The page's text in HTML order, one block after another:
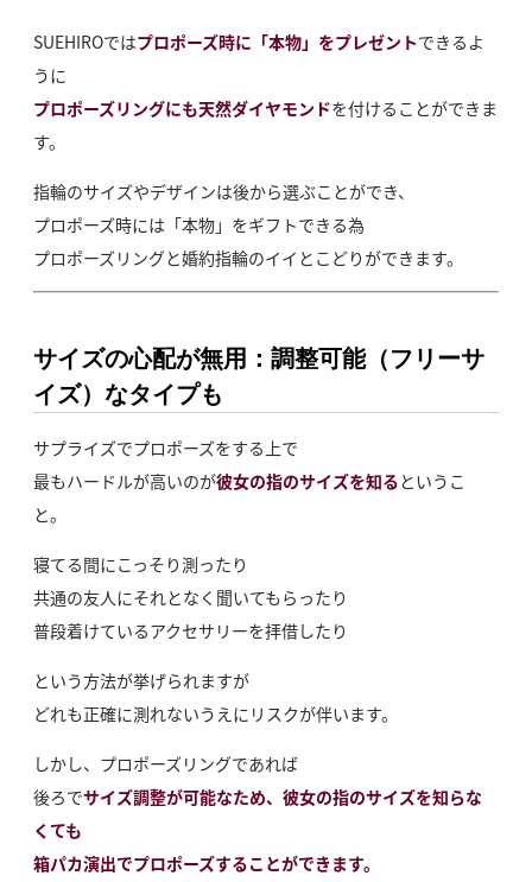
SUEHIROではプロポーズ時に「本物」をプレゼントできるよ
うに
プロポーズリングにも天然ダイヤモンドを付けることができま
す。
指輪のサイズやデザインは後から選ぶことができ、
プロポーズ時には「本物」をギフトできる為
プロポーズリングと婚約指輪のイイとこどりができます。
サイズの心配が無用：調整可能（フリーサ
イズ）なタイプも
サプライズでプロポーズをする上で
最もハードルが高いのが彼女の指のサイズを知る というこ
と。
寝てる間にこっそり測ったり
共通の友人にそれとなく聞いてもらったり
普段着けているアクセサリーを拝借したり
という方法が挙げられますが
どれも正確に測れないうえにリスクが伴います。
しかし、プロポーズリングであれば
後ろでサイズ調整が可能なため、彼女の指のサイズを知らな
くても
箱パカ演出でプロポーズすることができます。